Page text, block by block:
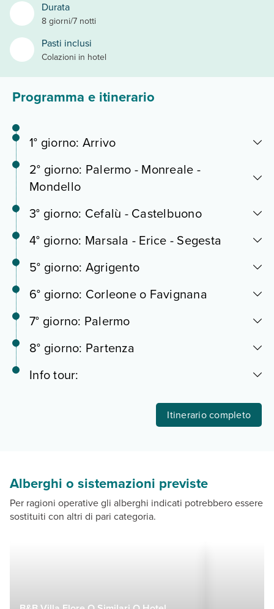
Durata
8 giorni/7 notti
Pasti inclusi
Colazioni in hotel
Programma e itinerario
1° giorno: Arrivo
2° giorno: Palermo - Monreale -
Mondello
3° giorno: Cefalù - Castelbuono
4° giorno: Marsala - Erice - Segesta
5° giorno: Agrigento
6° giorno: Corleone o Favignana
7° giorno: Palermo
8° giorno: Partenza
Info tour:
Itinerario completo
Alberghi o sistemazioni previste
Per ragioni operative gli alberghi indicati potrebbero essere
sostituiti con altri di pari categoria.